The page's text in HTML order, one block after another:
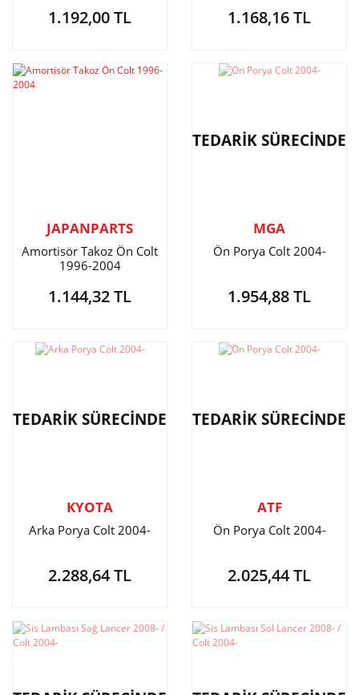
1.192,00 TL 1.168,16 TL
JAPANPARTS
Amortisör Takoz Ön Colt
1996-2004
1.144,32 TL
TEDARİK SÜRECİNDE
MGA
Ön Porya Colt 2004-
1.954,88 TL
TEDARİK SÜRECİNDE
KYOTA
Arka Porya Colt 2004-
2.288,64 TL
TEDARİK SÜRECİNDE
ATF
Ön Porya Colt 2004-
2.025,44 TL